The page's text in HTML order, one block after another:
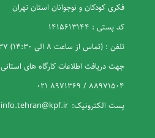
فکری کودکان و نوجوانان استان تهران
کد پستی : 1415613144
تلفن : (تماس از ساعت 8 الی 14:30) 88971337-021
جهت دریافت اطلاعات کارگاه های استانی
88971504 / 8971369 021
پست الکترونیک: info.tehran@kpf.ir